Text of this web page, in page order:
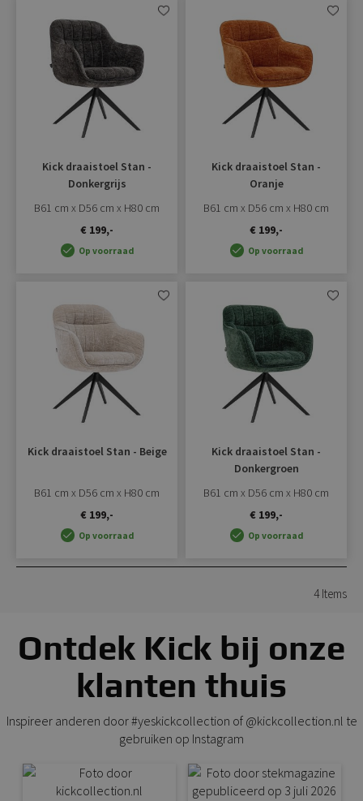
Kick draaistoel Stan -
Donkergrijs
B61 cm x D56 cm x H80 cm
€ 199,-
Op voorraad
Kick draaistoel Stan -
Oranje
B61 cm x D56 cm x H80 cm
€ 199,-
Op voorraad
Kick draaistoel Stan - Beige
B61 cm x D56 cm x H80 cm
€ 199,-
Op voorraad
Kick draaistoel Stan -
Donkergroen
B61 cm x D56 cm x H80 cm
€ 199,-
Op voorraad
4Items
Ontdek Kick bij onze
klanten thuis
Inspireer anderen door #yeskickcollection of @kickcollection.nl te
gebruiken op Instagram